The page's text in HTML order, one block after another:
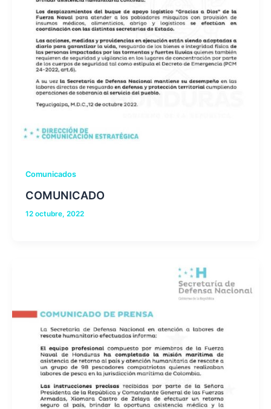
Comunicados
COMUNICADO
12 octubre, 2022